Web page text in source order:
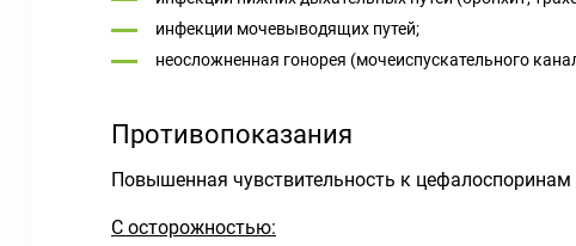
инфекции мочевыводящих путей;
неосложненная гонорея (мочеиспускательного
Противопоказания
Повышенная чувствительность к
С осторожностью: